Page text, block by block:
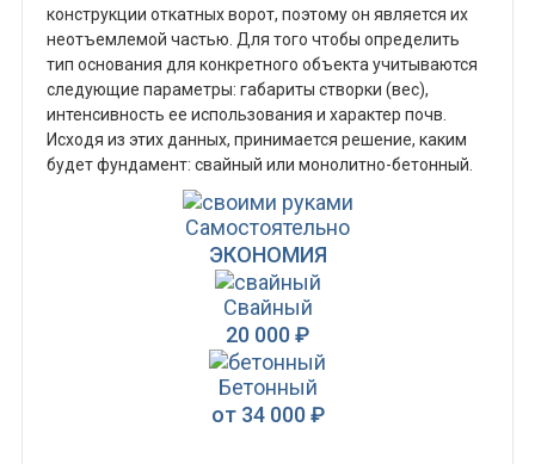
конструкции откатных ворот, поэтому он является их
неотъемлемой частью. Для того чтобы определить
тип основания для конкретного объекта учитываются
следующие параметры: габариты створки (вес),
интенсивность ее использования и характер почв.
Исходя из этих данных, принимается решение, каким
будет фундамент: свайный или монолитно-бетонный.
Самостоятельно
ЭКОНОМИЯ
Свайный
20 000 ₽
Бетонный
от 34 000 ₽